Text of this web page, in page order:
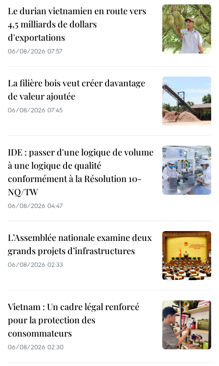
Le durian vietnamien en route vers
4,5 milliards de dollars
d'exportations
06/08/2026 07:57
La filière bois veut créer davantage
de valeur ajoutée
06/08/2026 07:45
IDE : passer d'une logique de volume
à une logique de qualité
conformément à la Résolution 10-
NQ/TW
06/08/2026 04:47
L’Assemblée nationale examine deux
grands projets d’infrastructures
06/08/2026 02:33
Vietnam : Un cadre légal renforcé
pour la protection des
consommateurs
06/08/2026 02:30